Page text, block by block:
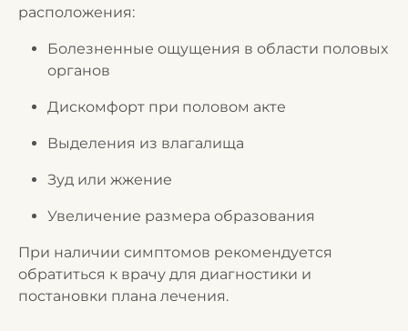
расположения:
Болезненные ощущения в области половых
органов
Дискомфорт при половом акте
Выделения из влагалища
Зуд или жжение
Увеличение размера образования
При наличии симптомов рекомендуется
обратиться к врачу для диагностики и
постановки плана лечения.